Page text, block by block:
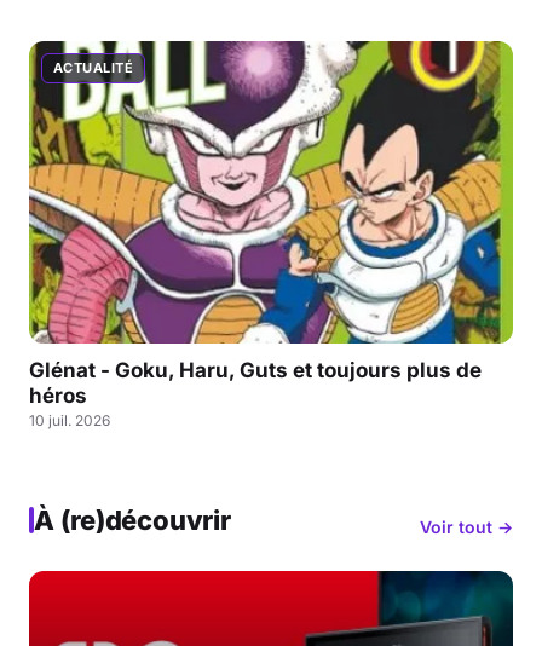
ACTUALITÉ
Glénat - Goku, Haru, Guts et toujours plus de
héros
10 juil. 2026
À (re)découvrir Voir tout →